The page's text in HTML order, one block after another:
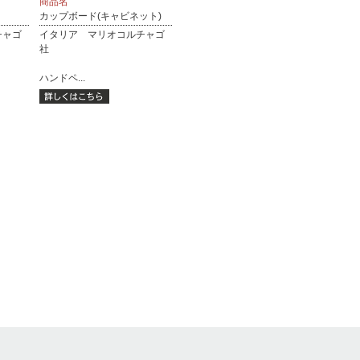
ゴ
カップボード(キャビネット)
イタリア マリオコルチャゴ
社
ハンドペ...